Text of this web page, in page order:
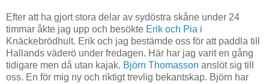
Efter att ha gjort stora delar av sydöstra skåne under 24
timmar åkte jag upp och besökte Erik och Pia i
Knäckebrödhult. Erik och jag bestämde oss för att paddla till
Hallands väderö under fredagen. Här har jag varit en gång
tidigare men då utan kajak. Björn Thomasson anslöt sig till
oss. En för mig ny och riktigt trevlig bekantskap. Björn har